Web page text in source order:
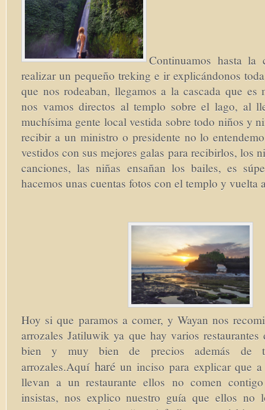
Continuamos hasta la
realizar un pequeño treking e ir explicándonos
que nos rodeaban, llegamos a la cascada que
nos vamos directos al templo sobre el lago, al
muchísima gente local vestida sobre todo niños y
recibir a un ministro o presidente no lo
vestidos con sus mejores galas para recibirlos, los
canciones, las niñas ensañan los bailes, es
hacemos unas cuentas fotos con el templo y vuelta
Hoy si que paramos a comer, y Wayan nos
arrozales Jatiluwik ya que hay varios
bien y muy bien de precios además de
arrozales.Aquí haréun inciso para explicar que
llevan a un restaurante ellos no comen
insistas, nos explico nuestro guía que ellos no